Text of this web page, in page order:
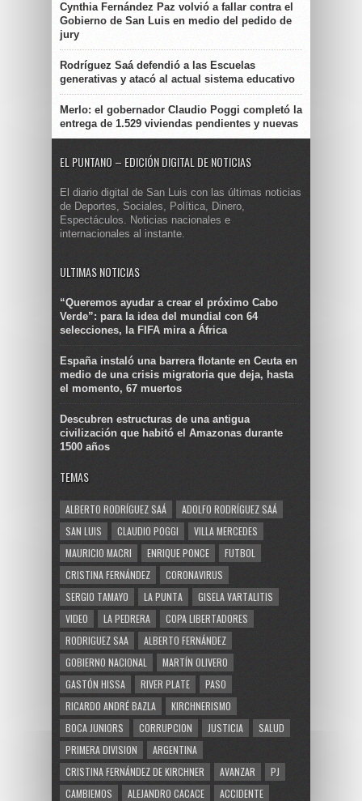
Cynthia Fernández Paz volvió a fallar contra el
Gobierno de San Luis en medio del pedido de
jury
Rodríguez Saá defendió a las Escuelas
generativas y atacó al actual sistema educativo
Merlo: el gobernador Claudio Poggi completó la
entrega de 1.529 viviendas pendientes y nuevas
EL PUNTANO – EDICIÓN DIGITAL DE NOTICIAS
El diario digital de San Luis con las últimas noticias
de Deportes, Sociales, Política, Dinero,
Espectáculos. Noticias nacionales e
internacionales al instante.
ULTIMAS NOTICIAS
“Queremos ayudar a crear el próximo Cabo
Verde”: para la idea del mundial con 64
selecciones, la FIFA mira a África
España instaló una barrera flotante en Ceuta en
medio de una crisis migratoria que deja, hasta
el momento, 67 muertos
Descubren estructuras de una antigua
civilización que habitó el Amazonas durante
1500 años
TEMAS
ALBERTO RODRÍGUEZ SAÁ
ADOLFO RODRÍGUEZ SAÁ
SAN LUIS
CLAUDIO POGGI
VILLA MERCEDES
MAURICIO MACRI
ENRIQUE PONCE
FUTBOL
CRISTINA FERNÁNDEZ
CORONAVIRUS
SERGIO TAMAYO
LA PUNTA
GISELA VARTALITIS
VIDEO
LA PEDRERA
COPA LIBERTADORES
RODRIGUEZ SAA
ALBERTO FERNÁNDEZ
GOBIERNO NACIONAL
MARTÍN OLIVERO
GASTÓN HISSA
RIVER PLATE
PASO
RICARDO ANDRÉ BAZLA
KIRCHNERISMO
BOCA JUNIORS
CORRUPCION JUSTICIA
SALUD
PRIMERA DIVISION
ARGENTINA
CRISTINA FERNÁNDEZ DE KIRCHNER
AVANZAR
PJ
CAMBIEMOS
ALEJANDRO CACACE ACCIDENTE